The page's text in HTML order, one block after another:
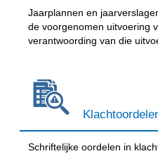
Jaarplannen en
de voorgenomen uitvoering
verantwoording van die
Schriftelijke oordelen in